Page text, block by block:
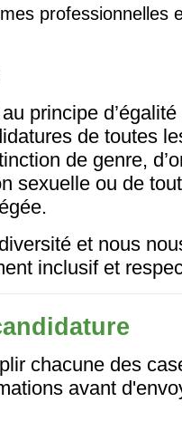
professionnelles
principe
de toutes
de genre,
sexuelle ou de
et nous
inclusif et
chacune des
avant